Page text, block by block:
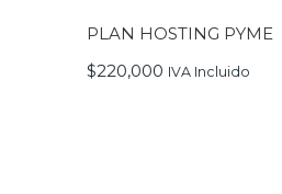
PLAN HOSTING PYME
$220,000 IVA Incluido